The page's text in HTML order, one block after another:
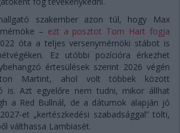
szakember azon túl, hogy Max
– ezt a posztot Tom Hart fogja
óta a teljes versenymérnöki stábot is
Ez utóbbi pozícióra érkezhet
értesülések szerint 2026 végén
Martint, ahol volt többek között
is. Azt egyelőre nem tudni, mikor állhat
a Red Bullnál, de a dátumok alapján jó
et „kertészkedési szabadsággal” tölti,
válthassa Lambiasét.